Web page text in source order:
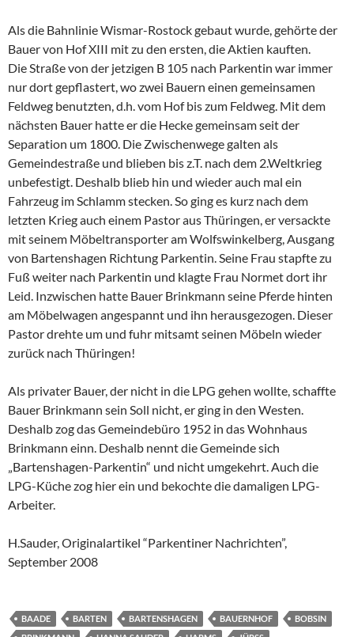
Als die Bahnlinie Wismar-Rostock gebaut wurde, gehörte der
Bauer von Hof XIII mit zu den ersten, die Aktien kauften.
Die Straße von der jetzigen B 105 nach Parkentin war immer
nur dort gepflastert, wo zwei Bauern einen gemeinsamen
Feldweg benutzten, d.h. vom Hof bis zum Feldweg. Mit dem
nächsten Bauer hatte er die Hecke gemeinsam seit der
Separation um 1800. Die Zwischenwege galten als
Gemeindestraße und blieben bis z.T. nach dem 2.Weltkrieg
unbefestigt. Deshalb blieb hin und wieder auch mal ein
Fahrzeug im Schlamm stecken. So ging es kurz nach dem
letzten Krieg auch einem Pastor aus Thüringen, er versackte
mit seinem Möbeltransporter am Wolfswinkelberg, Ausgang
von Bartenshagen Richtung Parkentin. Seine Frau stapfte zu
Fuß weiter nach Parkentin und klagte Frau Normet dort ihr
Leid. Inzwischen hatte Bauer Brinkmann seine Pferde hinten
am Möbelwagen angespannt und ihn herausgezogen. Dieser
Pastor drehte um und fuhr mitsamt seinen Möbeln wieder
zurück nach Thüringen!
Als privater Bauer, der nicht in die LPG gehen wollte, schaffte
Bauer Brinkmann sein Soll nicht, er ging in den Westen.
Deshalb zog das Gemeindebüro 1952 in das Wohnhaus
Brinkmann einn. Deshalb nennt die Gemeinde sich
„Bartenshagen-Parkentin“ und nicht umgekehrt. Auch die
LPG-Küche zog hier ein und bekochte die damaligen LPG-
Arbeiter.
H.Sauder, Originalartikel “Parkentiner Nachrichten”,
September 2008
BAADE BARTEN BARTENSHAGEN BAUERNHOF
BOBSIN